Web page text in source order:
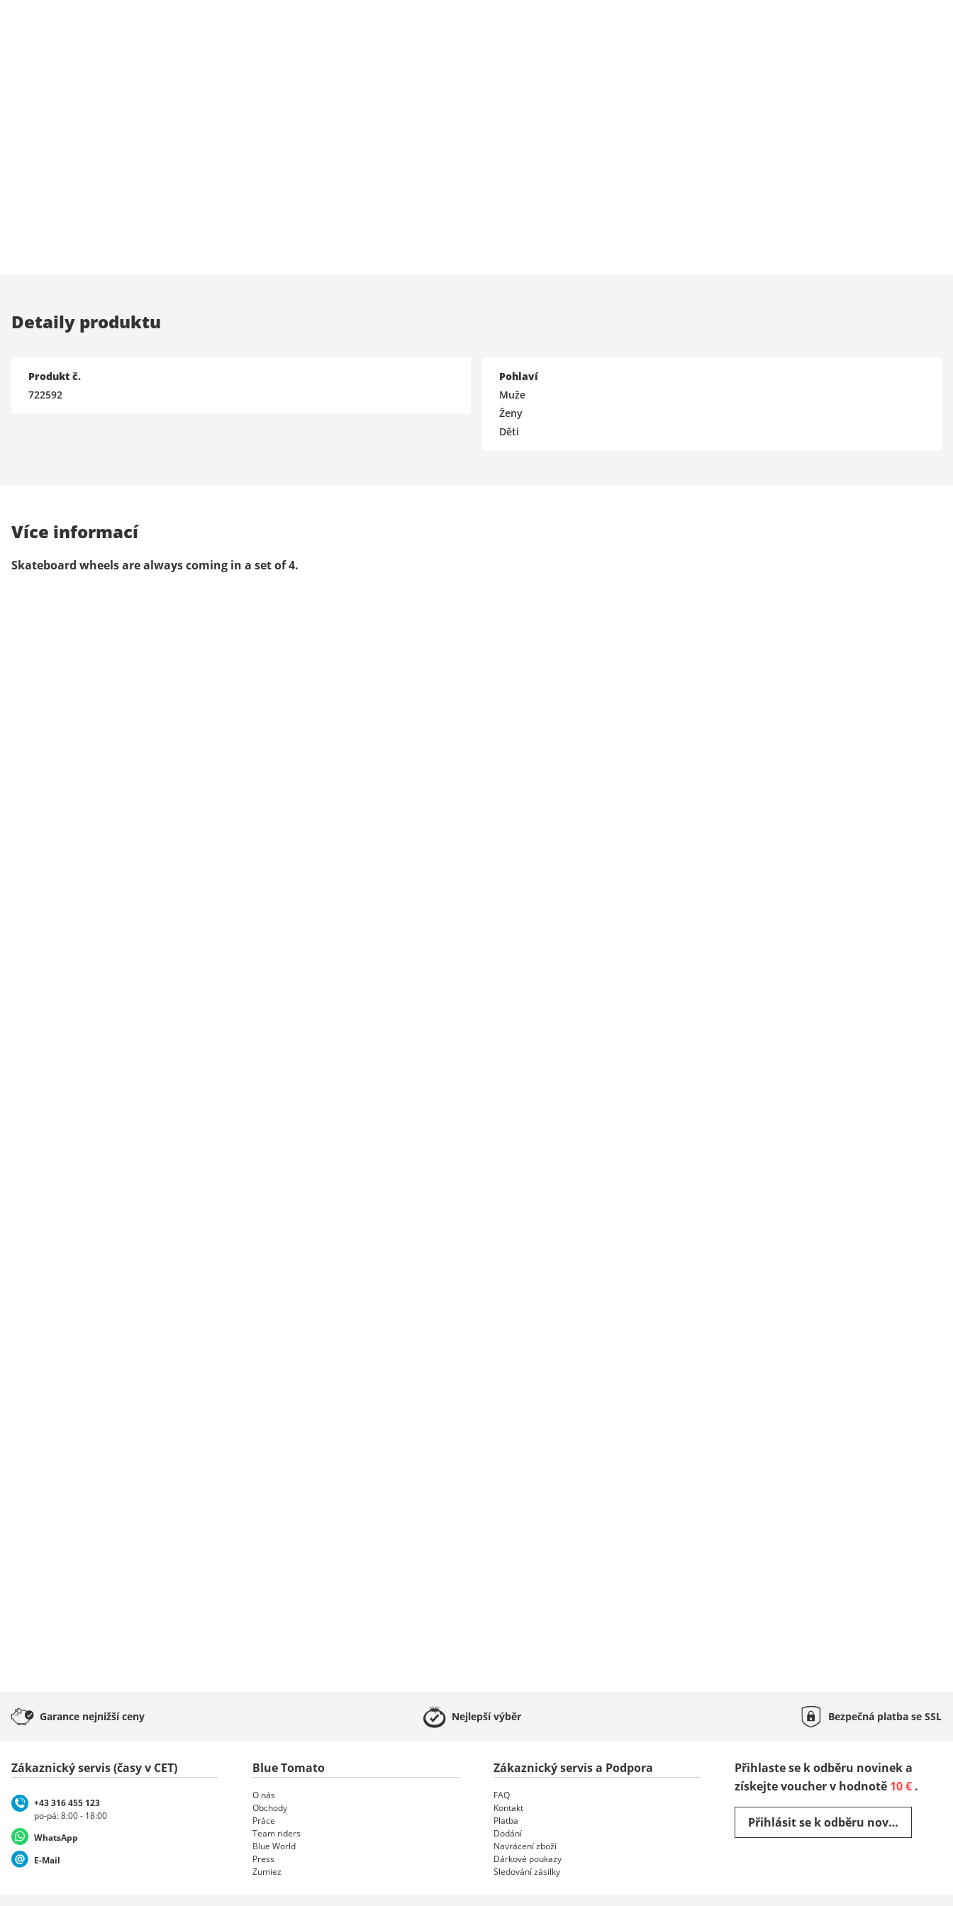
Detaily produktu
Produkt č.
722592
Pohlaví
Muže
Ženy
Děti
Více informací
Skateboard wheels are always coming in a set of 4.
Garance nejnižší ceny Nejlepšívýběr Bezpečná platba se SSL
Zákaznický servis (časy v CET)
+43 316 455 123
po-pá: 8:00 - 18:00
WhatsApp
E-Mail
Blue Tomato
O nás
Obchody
Práce
Team riders
Blue World
Press
Zumiez
Zákaznický servis a Podpora
FAQ
Kontakt
Platba
Dodání
Navrácení zboží
Dárkové poukazy
Sledování zásilky
Přihlaste se k odběru novinek a
získejte voucher v hodnotě 10 € .
Přihlásit se k odběru novinek